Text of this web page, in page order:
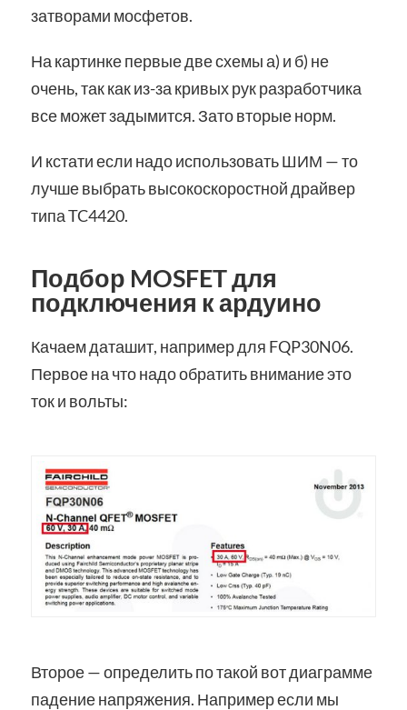
затворами мосфетов.
На картинке первые две схемы а) и б) не
очень, так как из-за кривых рук разработчика
все может задымится. Зато вторые норм.
И кстати если надо использовать ШИМ — то
лучше выбрать высокоскоростной драйвер
типа TC4420.
Подбор MOSFET для
подключения к ардуино
Качаем даташит, например для FQP30N06.
Первое на что надо обратить внимание это
ток и вольты:
Второе — определить по такой вот диаграмме
падение напряжения. Например если мы